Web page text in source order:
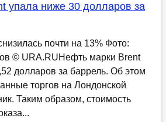
упала ниже 30 долларов за
почти на 13% Фото:
© URA.RUНефть марки Brent
долларов за баррель. Об этом
торгов на Лондонской
Таким образом, стоимость